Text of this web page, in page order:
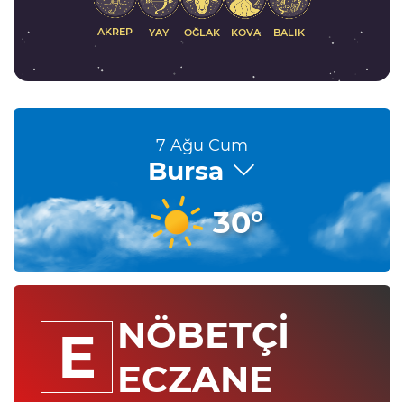
AKREP YAY OĞLAK KOVA BALIK
7 Ağu Cum
Bursa
30°
E NÖBETÇİ
ECZANE